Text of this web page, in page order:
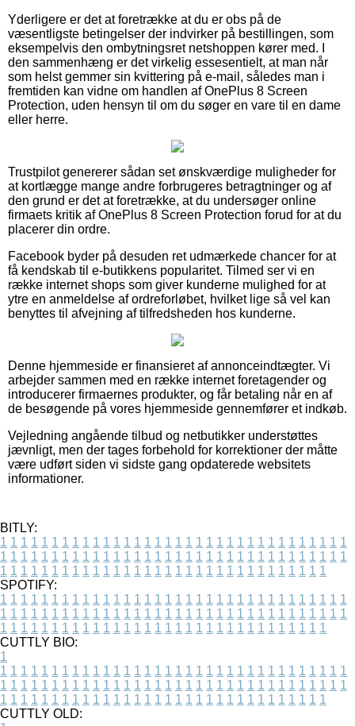
Yderligere er det at foretrække at du er obs på de
væsentligste betingelser der indvirker på bestillingen, som
eksempelvis den ombytningsret netshoppen kører med. I
den sammenhæng er det virkelig essesentielt, at man når
som helst gemmer sin kvittering på e-mail, således man i
fremtiden kan vidne om handlen af OnePlus 8 Screen
Protection, uden hensyn til om du søger en vare til en dame
eller herre.
Trustpilot genererer sådan set ønskværdige muligheder for
at kortlægge mange andre forbrugeres betragtninger og af
den grund er det at foretrække, at du undersøger online
firmaets kritik af OnePlus 8 Screen Protection forud for at du
placerer din ordre.
Facebook byder på desuden ret udmærkede chancer for at
få kendskab til e-butikkens popularitet. Tilmed ser vi en
række internet shops som giver kunderne mulighed for at
ytre en anmeldelse af ordreforløbet, hvilket lige så vel kan
benyttes til afvejning af tilfredsheden hos kunderne.
Denne hjemmeside er finansieret af annonceindtægter. Vi
arbejder sammen med en række internet foretagender og
introducerer firmaernes produkter, og får betaling når en af
de besøgende på vores hjemmeside gennemfører et indkøb.
Vejledning angående tilbud og netbutikker understøttes
jævnligt, men der tages forbehold for korrektioner der måtte
være udført siden vi sidste gang opdaterede websitets
informationer.
BITLY:
1 1 1 1 1 1 1 1 1 1 1 1 1 1 1 1 1 1 1 1 1 1 1 1 1 1 1 1 1 1 1 1 1 1
1 1 1 1 1 1 1 1 1 1 1 1 1 1 1 1 1 1 1 1 1 1 1 1 1 1 1 1 1 1 1 1 1 1
1 1 1 1 1 1 1 1 1 1 1 1 1 1 1 1 1 1 1 1 1 1 1 1 1 1 1 1 1 1 1 1
SPOTIFY:
1 1 1 1 1 1 1 1 1 1 1 1 1 1 1 1 1 1 1 1 1 1 1 1 1 1 1 1 1 1 1 1 1 1
1 1 1 1 1 1 1 1 1 1 1 1 1 1 1 1 1 1 1 1 1 1 1 1 1 1 1 1 1 1 1 1 1 1
1 1 1 1 1 1 1 1 1 1 1 1 1 1 1 1 1 1 1 1 1 1 1 1 1 1 1 1 1 1 1 1
CUTTLY BIO:
1
1 1 1 1 1 1 1 1 1 1 1 1 1 1 1 1 1 1 1 1 1 1 1 1 1 1 1 1 1 1 1 1 1 1
1 1 1 1 1 1 1 1 1 1 1 1 1 1 1 1 1 1 1 1 1 1 1 1 1 1 1 1 1 1 1 1 1 1
1 1 1 1 1 1 1 1 1 1 1 1 1 1 1 1 1 1 1 1 1 1 1 1 1 1 1 1 1 1 1 1
CUTTLY OLD: